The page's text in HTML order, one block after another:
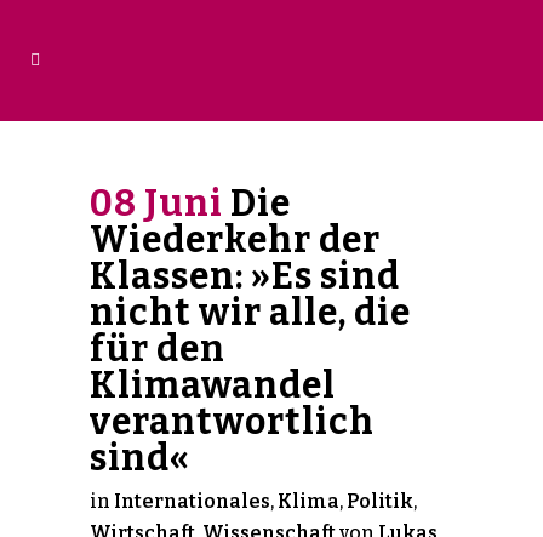
08 Juni Die
Wiederkehr der
Klassen: »Es sind
nicht wir alle, die
für den
Klimawandel
verantwortlich
sind«
in Internationales, Klima, Politik,
Wirtschaft, Wissenschaftvon Lukas